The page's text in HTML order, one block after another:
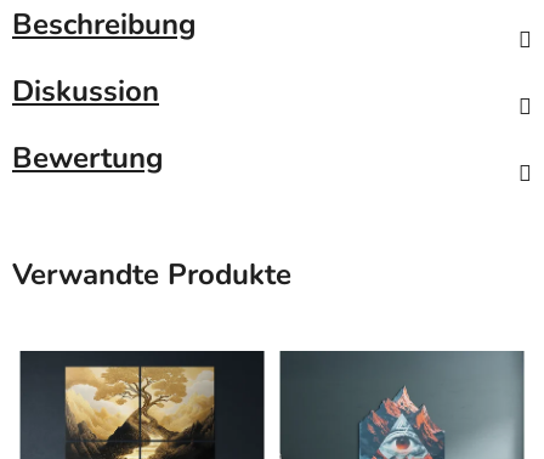
Beschreibung
Diskussion
Bewertung
Verwandte Produkte